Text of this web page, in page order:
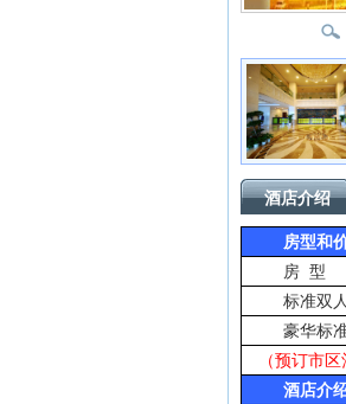
酒店介绍
房型和
房 型
标准双
豪华标
（预订市
酒店介